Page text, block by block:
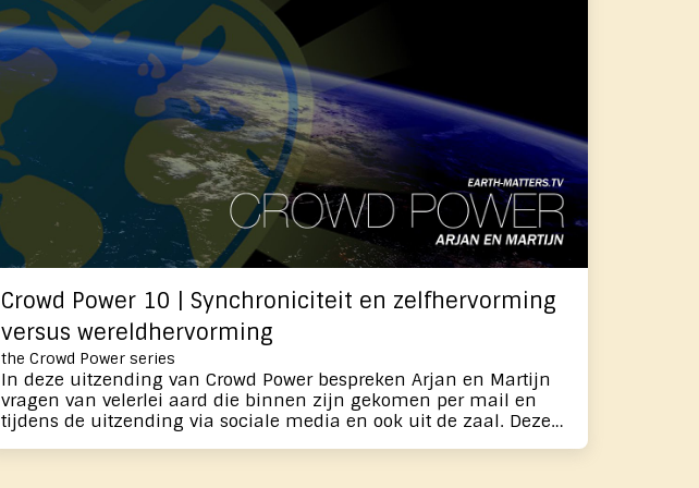
vanuit respect - invloed uitoefenen op zaken die een
fundamentele bijdrage leveren aan het welzijn van ons
bewustzijn. Dit gaan we in de uitzending met elkaar
bekrachtigen.
Crowd Power 10 | Synchroniciteit en zelfhervorming
versus wereldhervorming
the Crowd Power series
In deze uitzending van Crowd Power bespreken Arjan en Martijn
vragen van velerlei aard die binnen zijn gekomen per mail en
tijdens de uitzending via sociale media en ook uit de zaal. Deze